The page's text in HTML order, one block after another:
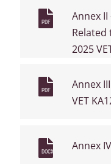
PDF
Annex
Related
2025
PDF
Annex
VET
DOCX Annex